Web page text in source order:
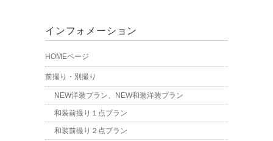
インフォメーション
HOMEページ
前撮り・別撮り
NEW洋装プラン、NEW和装洋装プラン
和装前撮り１点プラン
和装前撮り２点プラン